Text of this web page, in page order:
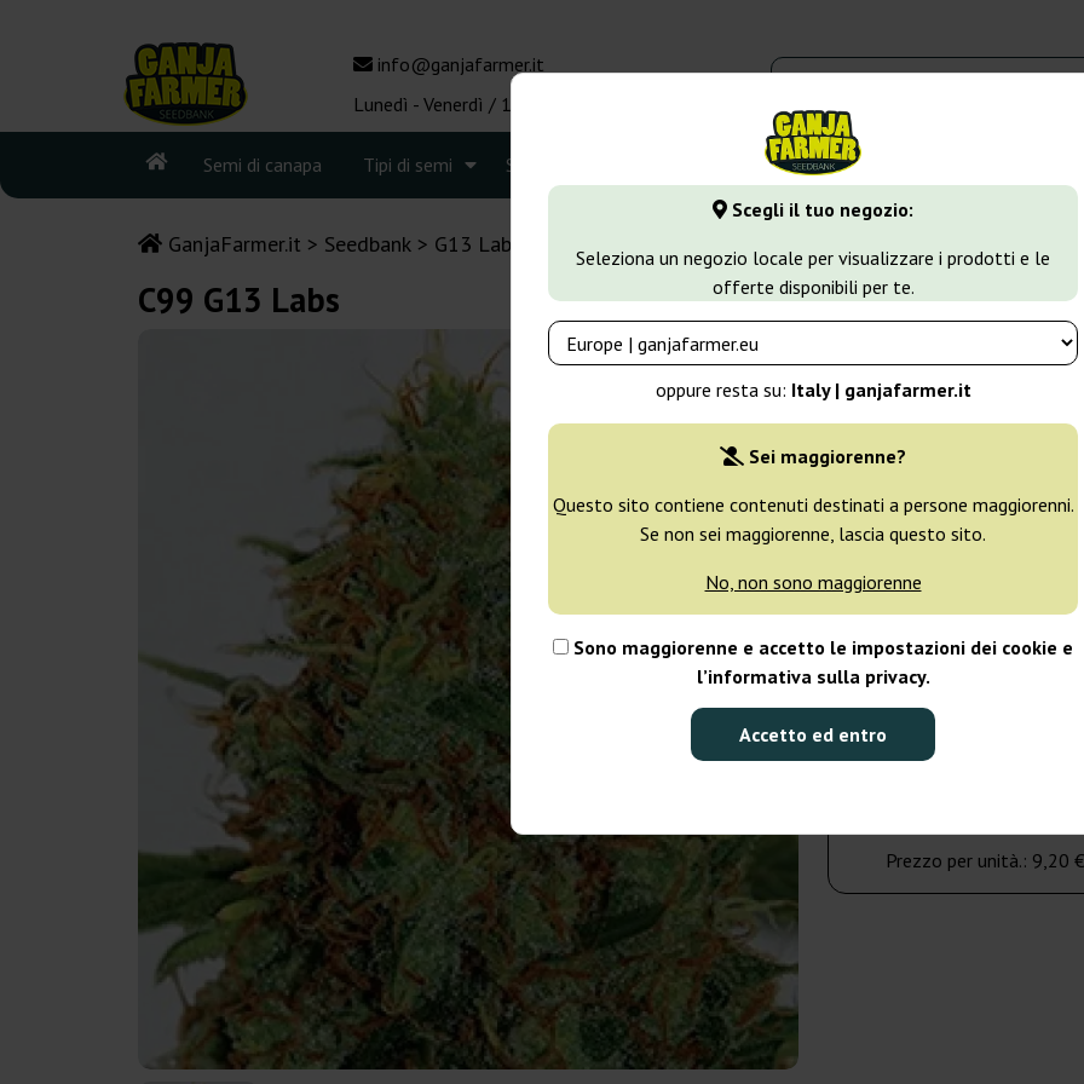
Scegli il tuo negozio:
Seleziona un negozio locale per visualizzare i prodotti e le
offerte disponibili per te.
oppure resta su: Italy | ganjafarmer.it
Sei maggiorenne?
Questo sito contiene contenuti destinati a persone maggiorenni.
Se non sei maggiorenne, lascia questo sito.
No, non sono maggiorenne
Sono maggiorenne e accetto le impostazioni dei cookie e
l’informativa sulla privacy.
Accetto ed entro
info@ganjafarmer.it
Lunedì - Venerdì / 10:00 - 16:00
Semi di canapa Tipi di semi Seedbank Tipi di marijuana Altro
GanjaFarmer.it Seedbank G13 Labs
C99 G13 Labs
G13 Labs
5 semi
Spedito in 3-7
5 semi
Numero di confezioni:
Prezzo per unità.: 9,20 €